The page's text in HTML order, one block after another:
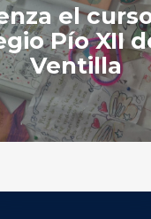
el
Pío XII
Ventilla